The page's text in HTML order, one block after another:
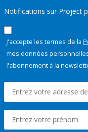
Notifications sur Project
J'accepte les termes de la
mes données
l'abonnement à la